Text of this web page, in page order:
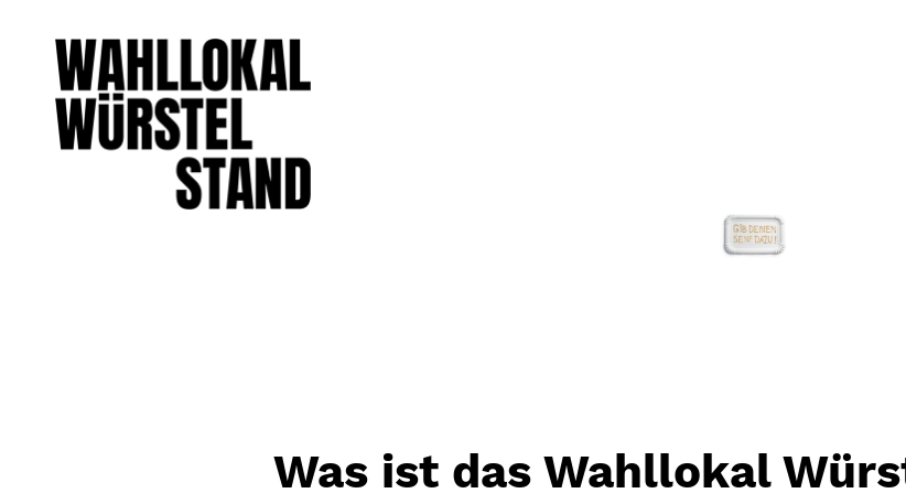
Was ist das Wahllokal